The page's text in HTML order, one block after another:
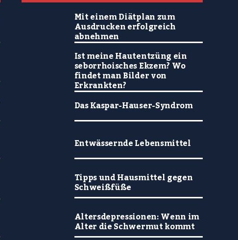
Mit einem Diätplan zum
Ausdrucken erfolgreich
abnehmen
Ist meine Hautentzüng ein
seborrhoisches Ekzem? Wo
findet man Bilder von
Erkrankten?
Das Kaspar-Hauser-Syndrom
Entwässernde Lebensmittel
Tipps und Hausmittel gegen
Schweißfüße
Altersdepressionen: Wenn im
Alter die Schwermut kommt